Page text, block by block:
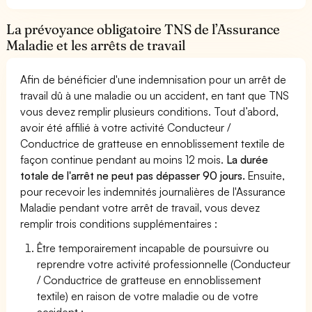
La prévoyance obligatoire TNS de l’Assurance
Maladie et les arrêts de travail
Afin de bénéficier d'une indemnisation pour un arrêt de
travail dû à une maladie ou un accident, en tant que TNS
vous devez remplir plusieurs conditions. Tout d’abord,
avoir été affilié à votre activité Conducteur /
Conductrice de gratteuse en ennoblissement textile de
façon continue pendant au moins 12 mois. La durée
totale de l'arrêt ne peut pas dépasser 90 jours. Ensuite,
pour recevoir les indemnités journalières de l'Assurance
Maladie pendant votre arrêt de travail, vous devez
remplir trois conditions supplémentaires :
Être temporairement incapable de poursuivre ou
reprendre votre activité professionnelle (Conducteur
/ Conductrice de gratteuse en ennoblissement
textile) en raison de votre maladie ou de votre